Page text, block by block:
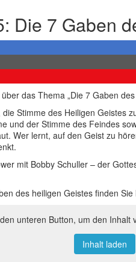
Die 7 Gaben
das Thema „Die 7 Gaben
Stimme des Heiligen Geistes
und der Stimme des Feindes
Wer lernt, auf den Geist zu
mit Bobby Schuller – der
des heiligen Geistes finden Sie
unteren Button, um den Inhalt
Inhalt laden